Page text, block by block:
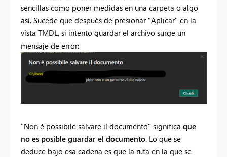
sencillas como poner medidas en una carpeta o algo
así. Sucede que después de presionar "Aplicar" en la
vista TMDL, si intento guardar el archivo surge un
mensaje de error:
"Non è possibile salvare il documento" significa que
no es posible guardar el documento. Lo que se
deduce bajo esa cadena es que la ruta en la que se